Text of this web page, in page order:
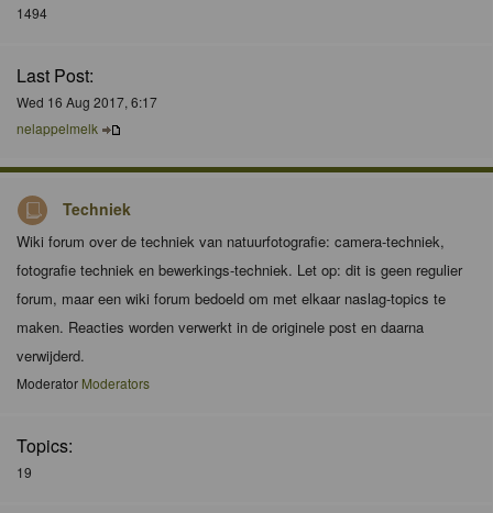
1494
Last Post:
Wed 16 Aug 2017, 6:17
nelappelmelk
Techniek
Wiki forum over de techniek van natuurfotografie: camera-techniek,
fotografie techniek en bewerkings-techniek. Let op: dit is geen regulier
forum, maar een wiki forum bedoeld om met elkaar naslag-topics te
maken. Reacties worden verwerkt in de originele post en daarna
verwijderd.
Moderator Moderators
Topics:
19